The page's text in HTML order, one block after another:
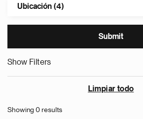
Ubicación (4)
Show Filters
Limpiar todo
Showing 0 results